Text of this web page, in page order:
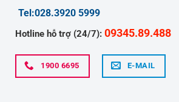
Tel:028.3920 5999
Hotline hỗ trợ (24/7): 09345.89.488
1900 6695 E-MAIL